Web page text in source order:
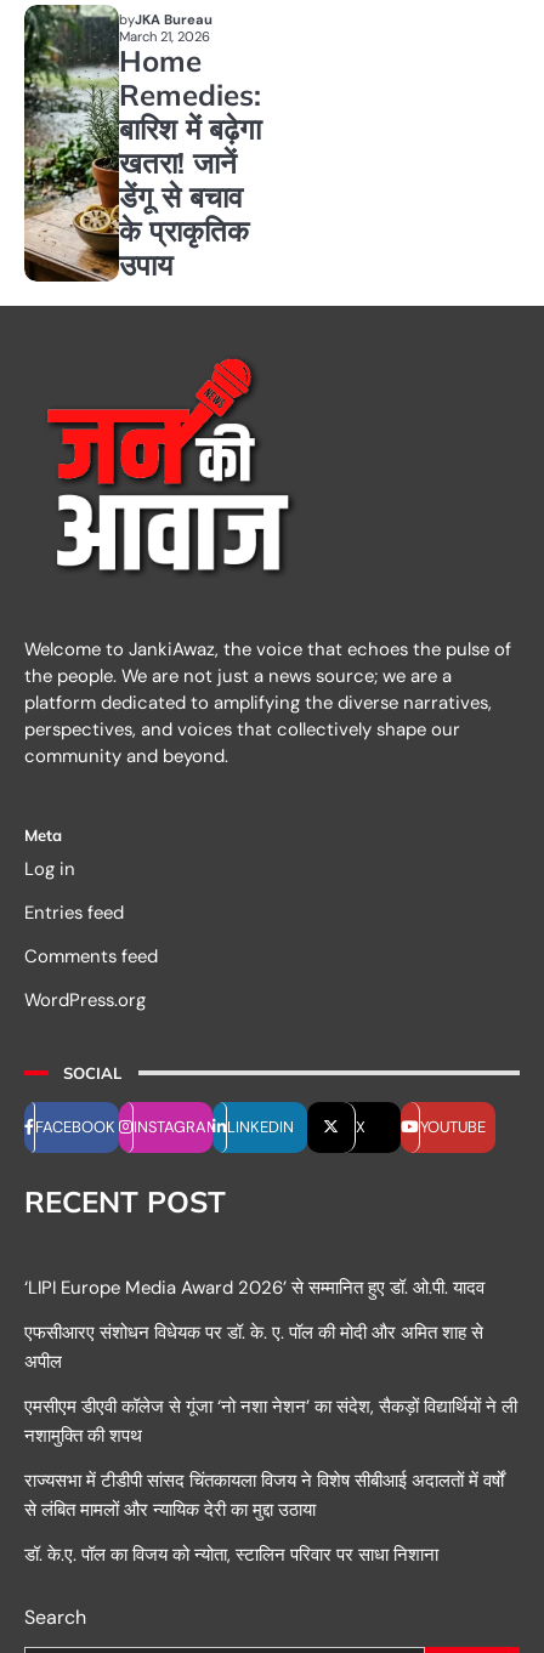
byJKA Bureau
March 21, 2026
Home
Remedies:
बारिश में बढ़ेगा
खतरा! जानें
डेंगू से बचाव
के प्राकृतिक
उपाय
Welcome to JankiAwaz, the voice that echoes the pulse of
the people. We are not just a news source; we are a
platform dedicated to amplifying the diverse narratives,
perspectives, and voices that collectively shape our
community and beyond.
Meta
Log in
Entries feed
Comments feed
WordPress.org
SOCIAL
FACEBOOK INSTAGRAM LINKEDIN X YOUTUBE
RECENT POST
‘LIPI Europe Media Award 2026’ से सम्मानित हुए डॉ. ओ.पी. यादव
एफसीआरए संशोधन विधेयक पर डॉ. के. ए. पॉल की मोदी और अमित शाह से
अपील
एमसीएम डीएवी कॉलेज से गूंजा ‘नो नशा नेशन’ का संदेश, सैकड़ों विद्यार्थियों ने ली
नशामुक्ति की शपथ
राज्यसभा में टीडीपी सांसद चिंतकायला विजय ने विशेष सीबीआई अदालतों में वर्षों
से लंबित मामलों और न्यायिक देरी का मुद्दा उठाया
डॉ. के.ए. पॉल का विजय को न्योता, स्टालिन परिवार पर साधा निशाना
Search